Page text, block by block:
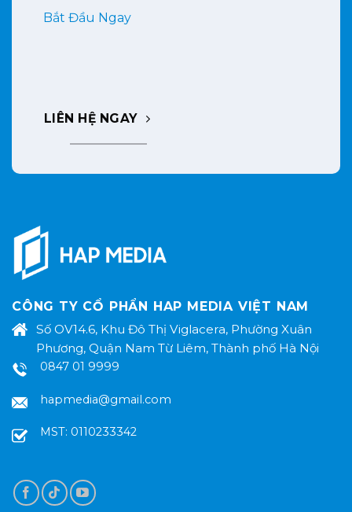
Bắt Đầu Ngay
LIÊN HỆ NGAY
CÔNG TY CỔ PHẨN HAP MEDIA VIỆT NAM
Số OV14.6, Khu Đô Thị Viglacera, Phường Xuân
Phương, Quận Nam Từ Liêm, Thành phố Hà Nội
0847 01 9999
hapmedia@gmail.com
MST: 0110233342